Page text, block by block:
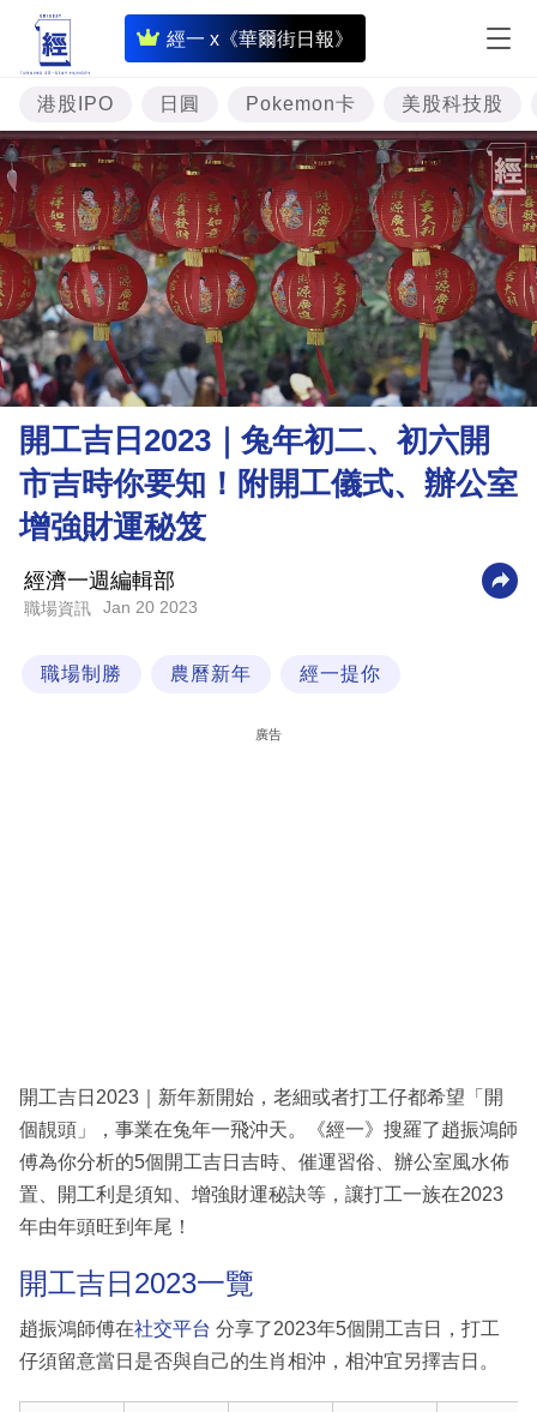
經一 x《華爾街日報》
即
時
財
經
專
題
投
資
樓
市
理
財
商
業
科
技
港股IPO 日圓 Pokemon卡 美股科技股
開工吉日2023｜兔年初二、初六開
市吉時你要知！附開工儀式、辦公室
增強財運秘笈
經濟一週編輯部
職場資訊 Jan 20 2023
職場制勝 農曆新年 經一提你
廣告
開工吉日2023｜新年新開始，老細或者打工仔都希望「開
個靚頭」，事業在兔年一飛沖天。《經一》搜羅了趙振鴻師
傅為你分析的5個開工吉日吉時、催運習俗、辦公室風水佈
置、開工利是須知、增強財運秘訣等，讓打工一族在2023
年由年頭旺到年尾！
開工吉日2023一覽
趙振鴻師傅在社交平台 分享了2023年5個開工吉日，打工
仔須留意當日是否與自己的生肖相沖，相沖宜另擇吉日。